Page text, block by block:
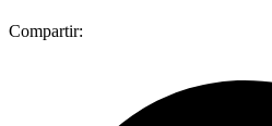
Compartir: